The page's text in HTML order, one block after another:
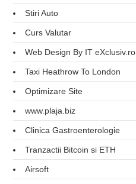
Stiri Auto
Curs Valutar
Web Design By IT eXclusiv.ro
Taxi Heathrow To London
Optimizare Site
www.plaja.biz
Clinica Gastroenterologie
Tranzactii Bitcoin si ETH
Airsoft